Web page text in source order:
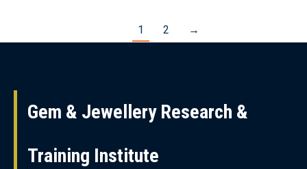
1 2 →
Gem & Jewellery Research &
Training Institute